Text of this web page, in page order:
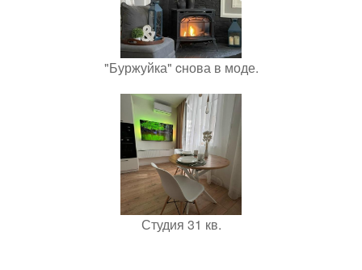
"Буржуйка" cнова в моде.
Студия 31 кв.